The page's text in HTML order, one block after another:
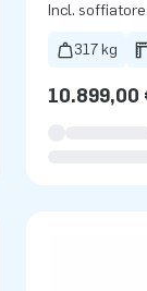
Incl. soffiatore
317 kg
10.899,00